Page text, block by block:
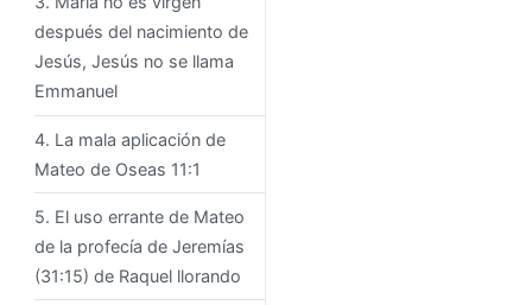
después del nacimiento de
Jesús, Jesús no se llama
Emmanuel
4. La mala aplicación de
Mateo de Oseas 11:1
5. El uso errante de Mateo
de la profecía de Jeremías
(31:15) de Raquel llorando